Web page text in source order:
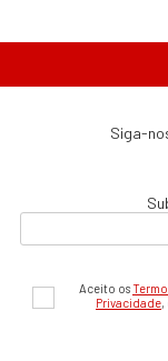
Siga-
Aceito os
Privacidade,